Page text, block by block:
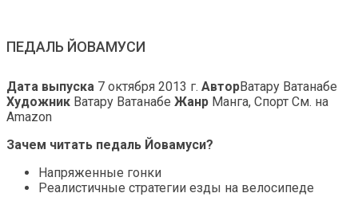
ПЕДАЛЬ ЙОВАМУСИ
Дата выпуска 7 октября 2013 г. АвторВатару Ватанабе
Художник Ватару Ватанабе Жанр Манга, Спорт См. на
Amazon
Зачем читать педаль Йовамуси?
Напряженные гонки
Реалистичные стратегии езды на велосипеде